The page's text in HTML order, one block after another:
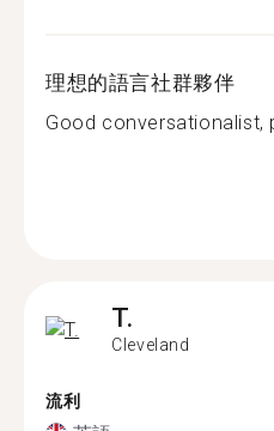
理想的語言社群夥伴
Good conversationalist,
T.
Cleveland
流利